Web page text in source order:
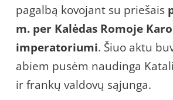
pagalbą kovojant su priešais
m. per Kalėdas Romoje
imperatoriumi. Šiuo aktu
abiem pusėm naudinga
ir frankų valdovų sąjunga.